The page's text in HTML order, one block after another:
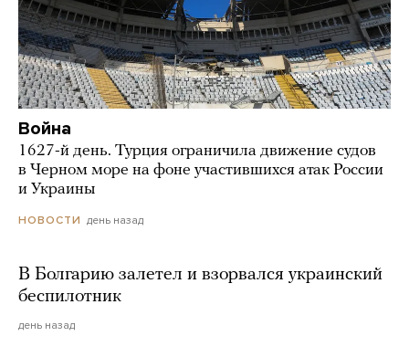
Война
1627-й день. Турция ограничила движение судов
в Черном море на фоне участившихся атак России
и Украины
НОВОСТИ день назад
В Болгарию залетел и взорвался украинский
беспилотник
день назад